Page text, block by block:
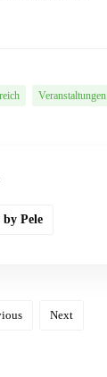
Veranstaltungen
by Pele
Next